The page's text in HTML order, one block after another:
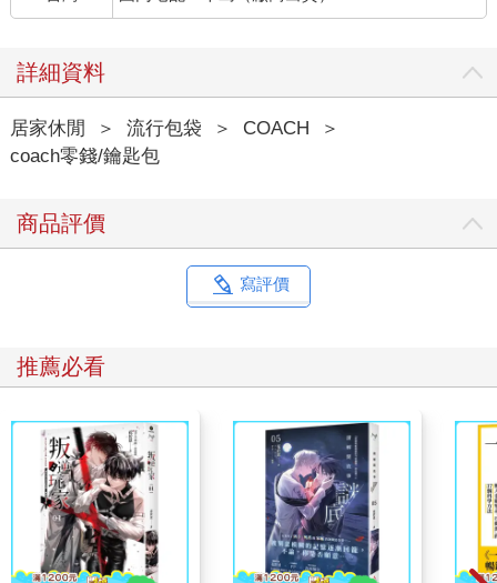
詳細資料
居家休閒 ＞ 流行包袋 ＞ COACH
＞
coach零錢/鑰匙包
商品評價
寫評價
推薦必看